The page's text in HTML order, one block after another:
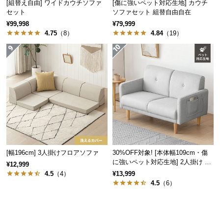
情
報
o.,
[組替え自由] ワイドカウチソファ
セット
¥99,998
4.75 （8）
[傷に強いペット対応生地] カウチ
ソファセット 組替自由自在
¥79,999
4.84（19）
[幅196cm] 3人掛けフロアソファ
¥12,999
4.5 （4）
30%OFF対象! [本体幅109cm・傷
に強いペット対応生地] 2人掛け コ
ンパクトソファ ポケット付き
¥13,999
4.5 （6）